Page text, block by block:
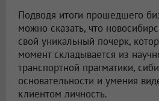
Подводя итоги прошедшего
можно сказать, что
свой уникальный почерк,
момент складывается из
транспортной прагматики,
основательности и умения
клиентом личность.